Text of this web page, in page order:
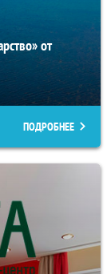
от
ПОДРОБНЕЕ